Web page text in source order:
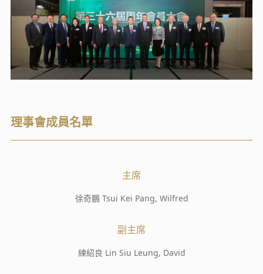
理事會成員名單
主席
徐奇鵬 Tsui Kei Pang, Wilfred
副主席
練紹良 Lin Siu Leung, David